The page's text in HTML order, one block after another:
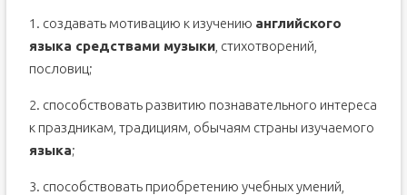
1. создавать мотивацию к изучению английского
языка средствами музыки, стихотворений,
пословиц;
2. способствовать развитию познавательного интереса
к праздникам, традициям, обычаям страны изучаемого
языка;
3. способствовать приобретению учебных умений,